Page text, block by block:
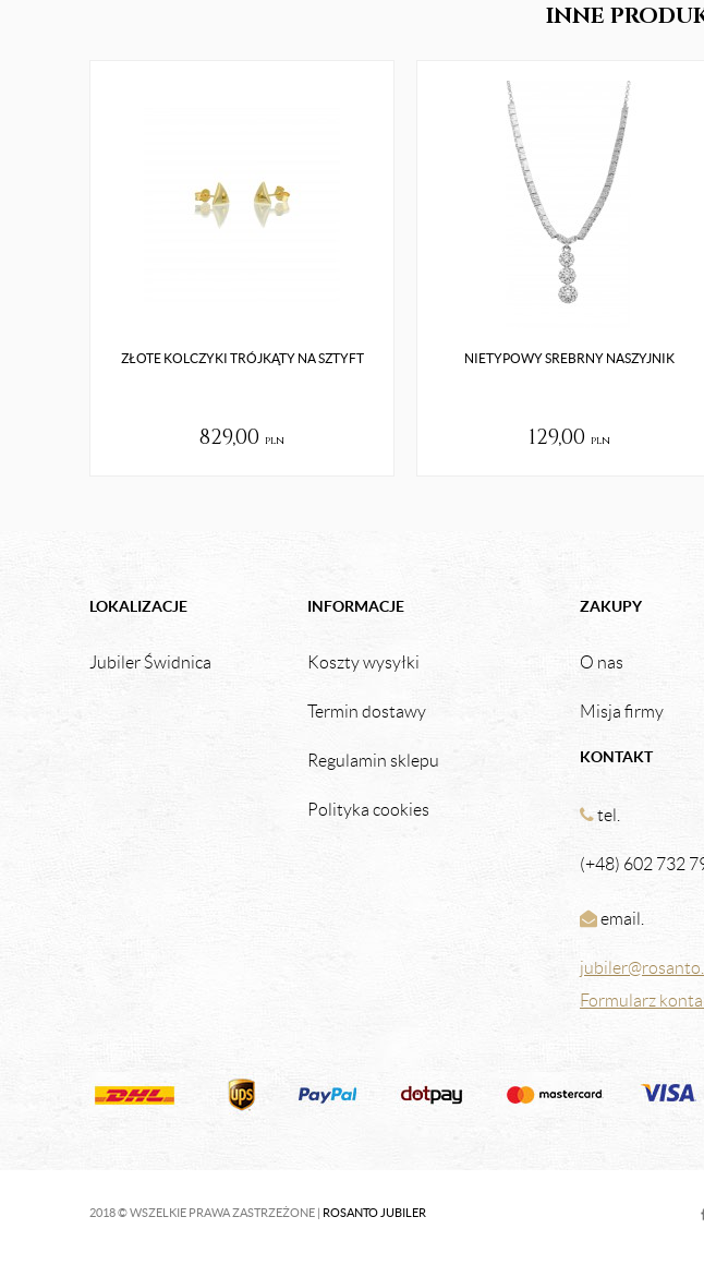
INNE
ZŁOTE KOLCZYKI TRÓJKĄTY NA SZTYFT
829,00 pln
NIETYPOWY SREBRNY NASZYJNIK
129,00 pln
LOKALIZACJE
Jubiler Świdnica
INFORMACJE
Koszty wysyłki
Termin dostawy
Regulamin sklepu
Polityka cookies
ZAKUPY
O nas
Misja firmy
KONTAKT
tel.
(+48) 602 732
email.
Formularz
2018 © WSZELKIE PRAWA ZASTRZEŻONE | ROSANTO JUBILER